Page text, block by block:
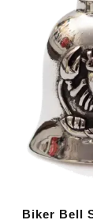
Biker Bell